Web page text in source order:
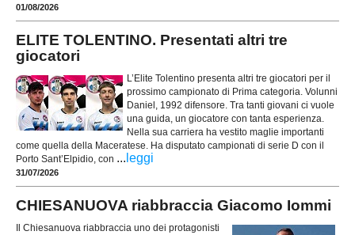
01/08/2026
ELITE TOLENTINO. Presentati altri tre
giocatori
L’Elite Tolentino presenta altri tre giocatori per il
prossimo campionato di Prima categoria. Volunni
Daniel, 1992 difensore. Tra tanti giovani ci vuole
una guida, un giocatore con tanta esperienza.
Nella sua carriera ha vestito maglie importanti
come quella della Maceratese. Ha disputato campionati di serie D con il
Porto Sant’Elpidio, con ... leggi
31/07/2026
CHIESANUOVA riabbraccia Giacomo Iommi
Il Chiesanuova riabbraccia uno dei protagonisti